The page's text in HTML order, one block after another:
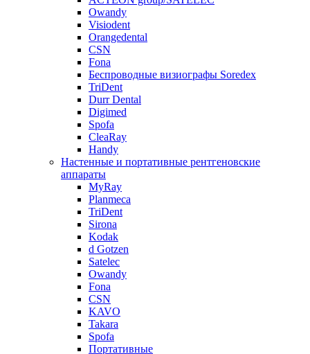
Owandy
Visiodent
Orangedental
CSN
Fona
Беспроводные визиографы Soredex
TriDent
Durr Dental
Digimed
Spofa
CleaRay
Handy
Настенные и портативные рентгеновские
аппараты
MyRay
Planmeca
TriDent
Sirona
Kodak
d Gotzen
Satelec
Owandy
Fona
CSN
KAVO
Takara
Spofa
Портативные